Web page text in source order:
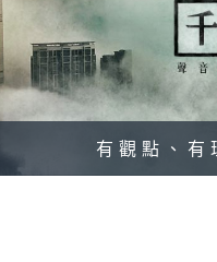
有觀點、有